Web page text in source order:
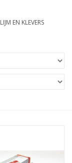
LIJM EN KLEVERS